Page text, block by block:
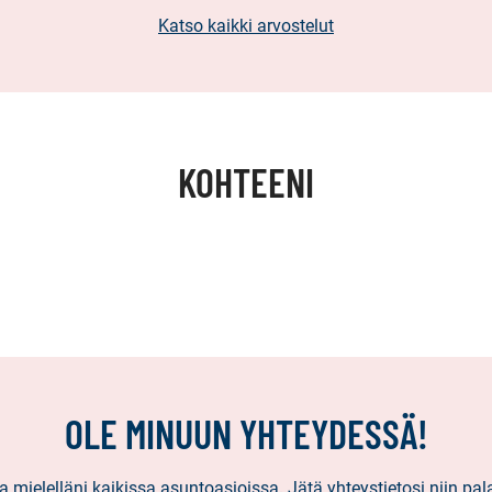
Katso kaikki arvostelut
KOHTEENI
OLE MINUUN YHTEYDESSÄ!